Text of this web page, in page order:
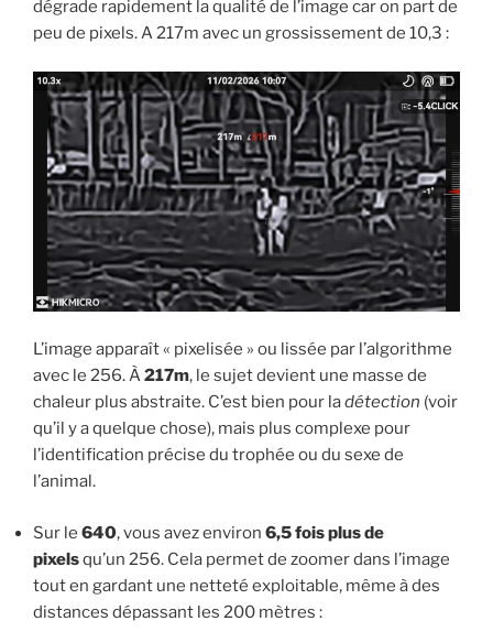
dégrade rapidement la qualité de l’image car on part de
peu de pixels. A 217m avec un grossissement de 10,3 :
L’image apparaît « pixelisée » ou lissée par l’algorithme
avec le 256. À217m, le sujet devient une masse de
chaleur plus abstraite. C’est bien pour ladétection (voir
qu’il y a quelque chose), mais plus complexe pour
l’identification précise du trophée ou du sexe de
l’animal.
Sur le 640, vous avez environ 6,5 fois plus de
pixelsqu’un 256. Cela permet de zoomer dans l’image
tout en gardant une netteté exploitable, même à des
distances dépassant les 200 mètres :